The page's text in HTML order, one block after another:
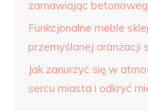
zamawiając
Funkcjonalne meble
przemyślanej aranżacji
Jak zanurzyć się w
sercu miasta i odkryć